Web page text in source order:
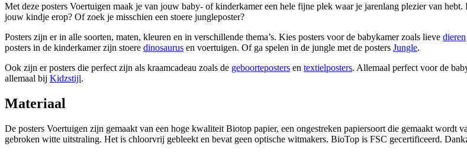
Met deze posters Voertuigen maak je van jouw baby- of kinderkamer een hele fijne plek waar je jarenlang plezier van
jouw kindje erop? Of zoek je misschien een stoere jungleposter?
Posters zijn er in alle soorten, maten, kleuren en in verschillende thema’s. Kies posters voor de babykamer zoals lieve dieren
posters in de kinderkamer zijn stoere dinosaurus en voertuigen. Of ga spelen in de jungle met de posters Jungle.
Ook zijn er posters die perfect zijn als kraamcadeau zoals de geboorteposters en textielposters. Allemaal perfect voor de
allemaal bij Kidzstijl.
Materiaal
De posters Voertuigen zijn gemaakt van een hoge kwaliteit Biotop papier, een ongestreken papiersoort die gemaakt wordt
gebroken witte uitstraling. Het is chloorvrij gebleekt en bevat geen optische witmakers. BioTop is FSC gecertificeerd.